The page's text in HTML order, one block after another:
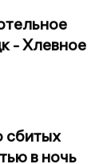
- Хлевное
сбитых
в ночь